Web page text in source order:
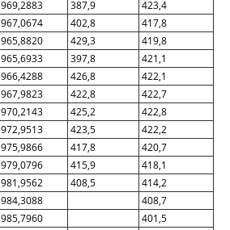
969,2883 387,9
423,4
967,0674 402,8
417,8
965,8820 429,3
419,8
965,6933 397,8
421,1
966,4288 426,8
422,1
967,9823 422,8
422,7
970,2143 425,2
422,8
972,9513 423,5
422,2
975,9866 417,8
420,7
979,0796 415,9
418,1
981,9562 408,5
414,2
984,3088
408,7
985,7960
401,5